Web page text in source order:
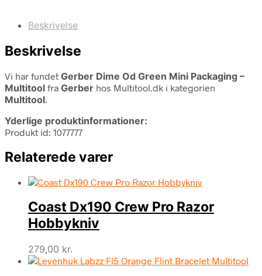
Beskrivelse
Beskrivelse
Vi har fundet Gerber Dime Od Green Mini Packaging –
Multitool fra Gerber hos Multitool.dk i kategorien
Multitool.
Yderlige produktinformationer:
Produkt id: 1077777
Relaterede varer
Coast Dx190 Crew Pro Razor
Hobbykniv
279,00 kr.